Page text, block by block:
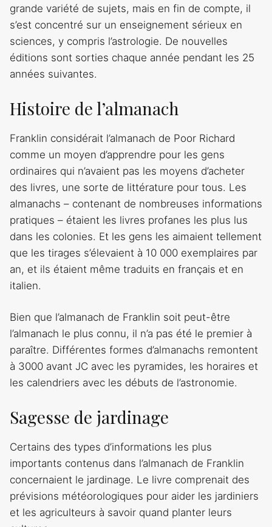
grande variété de sujets, mais en fin de compte, il
s’est concentré sur un enseignement sérieux en
sciences, y compris l’astrologie. De nouvelles
éditions sont sorties chaque année pendant les 25
années suivantes.
Histoire de l’almanach
Franklin considérait l’almanach de Poor Richard
comme un moyen d’apprendre pour les gens
ordinaires qui n’avaient pas les moyens d’acheter
des livres, une sorte de littérature pour tous. Les
almanachs – contenant de nombreuses informations
pratiques – étaient les livres profanes les plus lus
dans les colonies. Et les gens les aimaient tellement
que les tirages s’élevaient à 10 000 exemplaires par
an, et ils étaient même traduits en français et en
italien.
Bien que l’almanach de Franklin soit peut-être
l’almanach le plus connu, il n’a pas été le premier à
paraître. Différentes formes d’almanachs remontent
à 3000 avant JC avec les pyramides, les horaires et
les calendriers avec les débuts de l’astronomie.
Sagesse de jardinage
Certains des types d’informations les plus
importants contenus dans l’almanach de Franklin
concernaient le jardinage. Le livre comprenait des
prévisions météorologiques pour aider les jardiniers
et les agriculteurs à savoir quand planter leurs